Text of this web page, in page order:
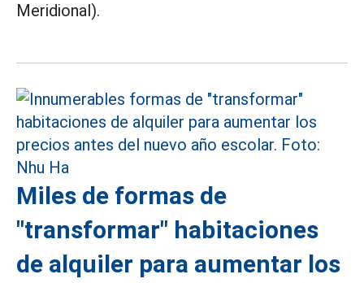
Meridional).
Miles de formas de
"transformar" habitaciones
de alquiler para aumentar los